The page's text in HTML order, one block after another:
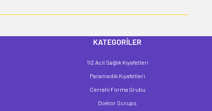
KATEGORİLER
112 Acil Sağlık Kıyafetleri
Paramedik Kıyafetleri
Cerrahi Forma Grubu
Doktor Scrups